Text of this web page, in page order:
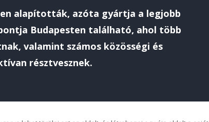
alapították, azóta gyártja a legjobb
Budapesten található, ahol több
valamint számos közösségi és
résztvesznek.